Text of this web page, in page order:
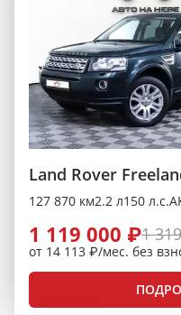
Land Rover
127 870 км2.2 л150 л.с.
1 119 000 ₽1
от 14 113 ₽/мес. без